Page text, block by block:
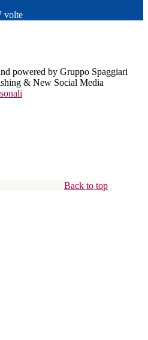
volte
powered by Gruppo Spaggiari
& New Social Media
Back to top